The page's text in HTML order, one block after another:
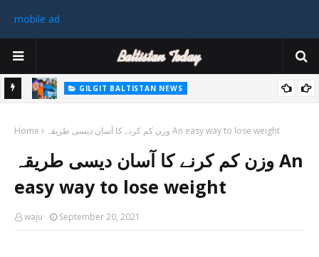
mobile ad
GILGIT BALTISTAN NEWS
میٹر چوٹی سر کیHome وزن کم کرنے کا آسان دیسی طریقہ An easy way to lose weight
وزن کم کرنے کا آسان دیسی طریقہ An
easy way to lose weight
waju September 20, 2021